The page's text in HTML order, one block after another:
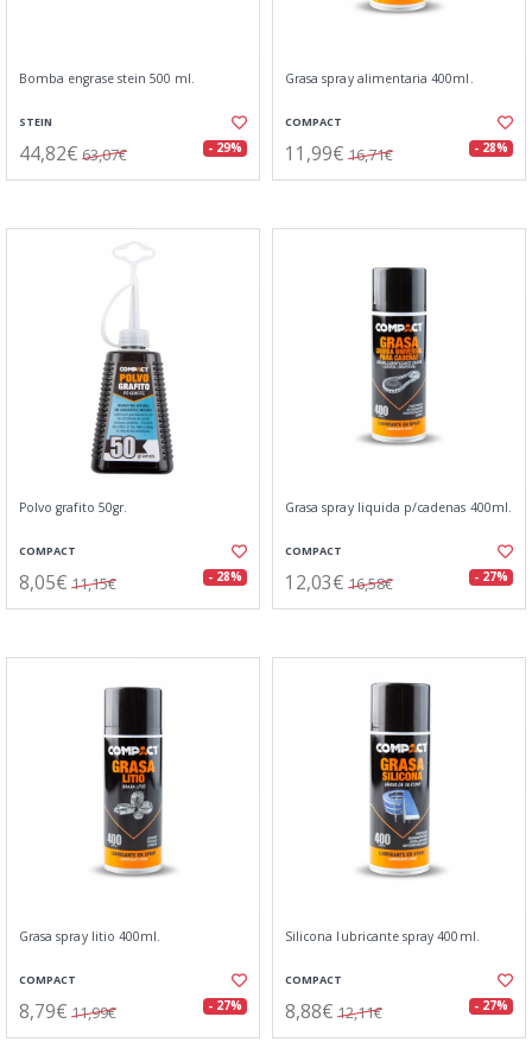
Bomba engrase stein 500 ml.
STEIN
44,82€ 63,07€ - 29%
Grasa spray alimentaria 400ml.
COMPACT
11,99€ 16,71€ - 28%
Polvo grafito 50gr.
COMPACT
8,05€ 11,15€ - 28%
Grasa spray liquida p/cadenas 400ml.
COMPACT
12,03€ 16,58€ - 27%
Grasa spray litio 400ml.
COMPACT
8,79€ 11,99€ - 27%
Silicona lubricante spray 400ml.
COMPACT
8,88€ 12,11€ - 27%